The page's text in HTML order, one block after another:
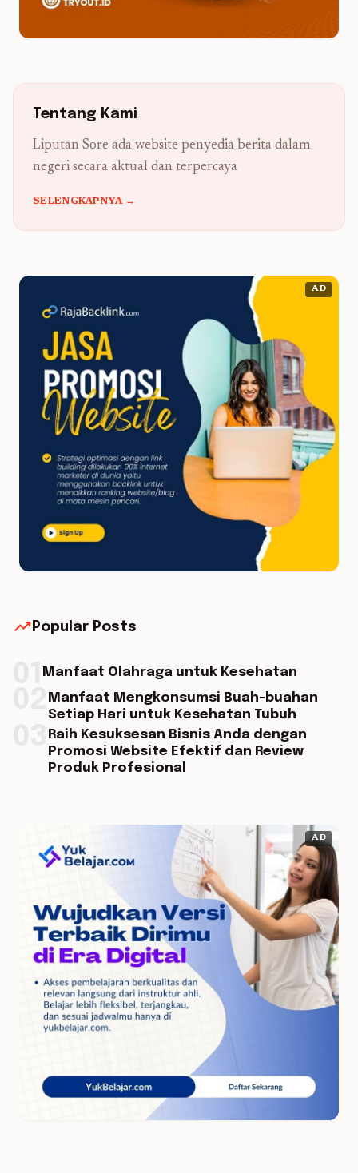
Tentang Kami
Liputan Sore ada website penyedia berita dalam
negeri secara aktual dan terpercaya
SELENGKAPNYA →
AD
trending_up Popular Posts
Manfaat Olahraga untuk Kesehatan
Manfaat Mengkonsumsi Buah-buahan
Setiap Hari untuk Kesehatan Tubuh
Raih Kesuksesan Bisnis Anda dengan
Promosi Website Efektif dan Review
Produk Profesional
AD